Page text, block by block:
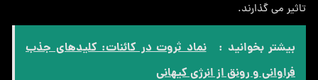
تاثیر می گذارند.
بیشتر بخوانید :
نماد ثروت در کائنات: کلیدهای جذب
فراوانی و رونق از انرژی کیهانی